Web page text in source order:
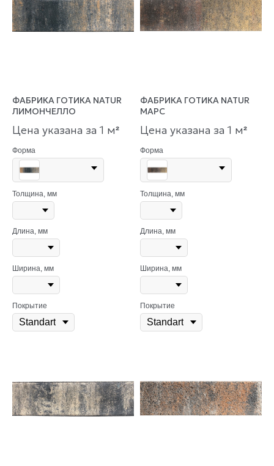
ФАБРИКА ГОТИКА NATUR
ЛИМОНЧЕЛЛО
Цена указана за 1 м²
Форма
Толщина, мм
Длина, мм
Ширина, мм
Покрытие
ФАБРИКА ГОТИКА NATUR
МАРС
Цена указана за 1 м²
Форма
Толщина, мм
Длина, мм
Ширина, мм
Покрытие